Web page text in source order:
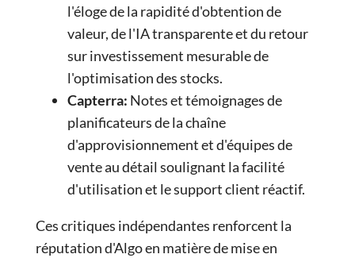
l'éloge de la rapidité d'obtention de
valeur, de l'IA transparente et du retour
sur investissement mesurable de
l'optimisation des stocks.
Capterra: Notes et témoignages de
planificateurs de la chaîne
d'approvisionnement et d'équipes de
vente au détail soulignant la facilité
d'utilisation et le support client réactif.
Ces critiques indépendantes renforcent la
réputation d'Algo en matière de mise en